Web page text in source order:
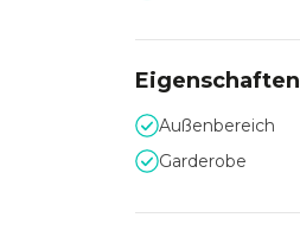
Eigenschaften
Außenbereich
Garderobe